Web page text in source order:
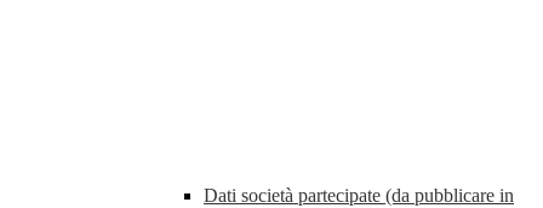
Dati società partecipate (da pubblicare in